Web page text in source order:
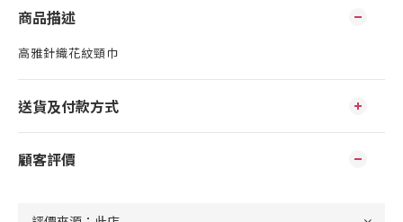
商品描述
高雅針織花紋頸巾
送貨及付款方式
顧客評價